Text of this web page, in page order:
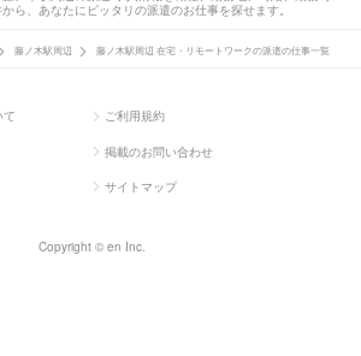
ら、あなたにピッタリの派遣のお仕事を探せます。
藤ノ木駅周辺 藤ノ木駅周辺 在宅・リモートワークの派遣の仕事一覧
て ご利用規約
掲載のお問い合わせ
サイトマップ
Copyright © en Inc.